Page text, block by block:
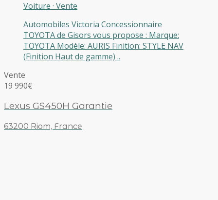
Voiture · Vente
Automobiles Victoria Concessionnaire
TOYOTA de Gisors vous propose : Marque:
TOYOTA Modèle: AURIS Finition: STYLE NAV
(Finition Haut de gamme) ..
Vente
19 990€
Lexus GS450H Garantie
63200 Riom, France